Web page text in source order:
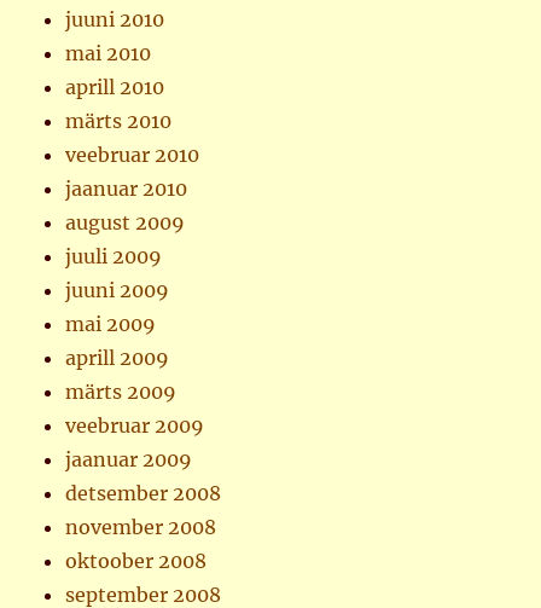
juuni 2010
mai 2010
aprill 2010
märts 2010
veebruar 2010
jaanuar 2010
august 2009
juuli 2009
juuni 2009
mai 2009
aprill 2009
märts 2009
veebruar 2009
jaanuar 2009
detsember 2008
november 2008
oktoober 2008
september 2008